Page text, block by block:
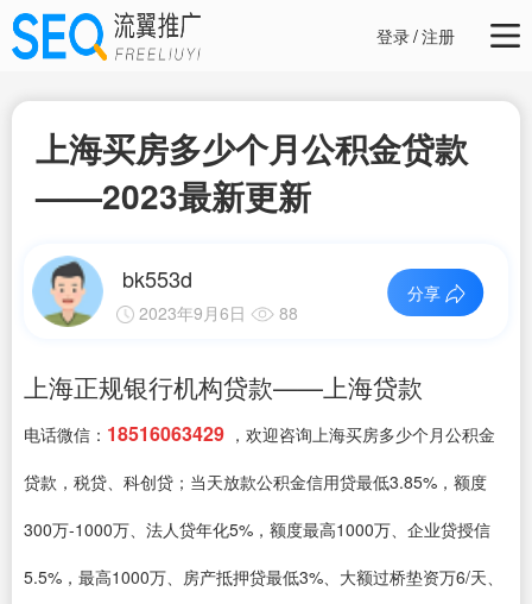
登录/注册
上海买房多少个月公积金贷款
——2023最新更新
bk553d
2023年9月6日 88
分享
上海正规银行机构贷款——上海贷款
电话微信： 18516063429 ，欢迎咨询上海买房多少个月公积金
贷款，税贷、科创贷；当天放款公积金信用贷最低3.85%，额度
300万-1000万、法人贷年化5%，额度最高1000万、企业贷授信
5.5%，最高1000万、房产抵押贷最低3%、大额过桥垫资万6/天、